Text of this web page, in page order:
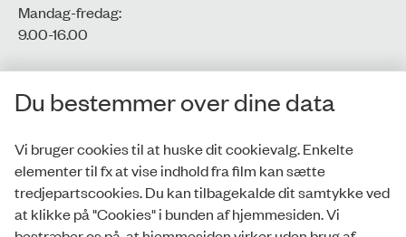
Mandag-fredag:
9.00-16.00​
CVR-nr.: 77806113
EAN-nr.: 5798000016002
Privatlivspolitik
Whistleblowerordning
Du bestemmer over dine data
Vi bruger cookies til at huske dit cookievalg. Enkelte
elementer til fx at vise indhold fra film kan sætte
tredjepartscookies. Du kan tilbagekalde dit samtykke ved
at klikke på "Cookies" i bunden af hjemmesiden. Vi